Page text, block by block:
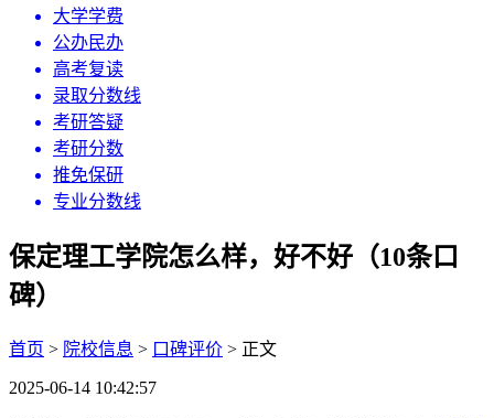
大学学费
公办民办
高考复读
录取分数线
考研答疑
考研分数
推免保研
专业分数线
保定理工学院怎么样，好不好（10条口
碑）
首页 > 院校信息 > 口碑评价 > 正文
2025-06-14 10:42:57